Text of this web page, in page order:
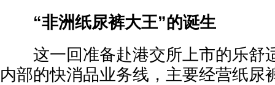
“非洲纸尿裤大王”的诞生
这一回准备赴港交所上市的乐舒
内部的快消品业务线，主要经营纸尿